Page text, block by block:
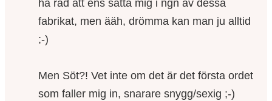
ha rad att ens sätta mig i ngn av dessa
fabrikat, men ääh, drömma kan man ju alltid
;-)
Men Söt?! Vet inte om det är det första ordet
som faller mig in, snarare snygg/sexig ;-)